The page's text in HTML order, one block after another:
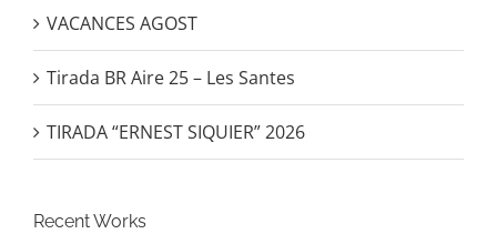
VACANCES AGOST
Tirada BR Aire 25 – Les Santes
TIRADA “ERNEST SIQUIER” 2026
Recent Works